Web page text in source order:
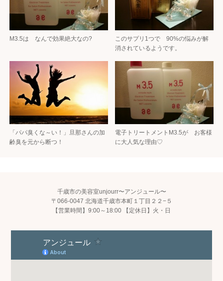
M3.5は なんで効果絶大なの?
このサプリ1つで 90%の悩みが解
消されているようです。
「パパ臭くな～い！」旦那さんの加
齢臭を元から断つ！
電子トリートメントM3.5が お客様
に大人気な理由♡
千歳市の美容室unjourr〜アンジュール〜
〒066-0047 北海道千歳市本町１丁目２２−５
【営業時間】9:00～18:00 【定休日】火・日